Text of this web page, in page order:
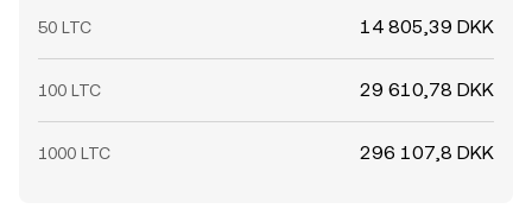
50 LTC 14 805,39 DKK
100 LTC 29 610,78 DKK
1000 LTC 296 107,8 DKK